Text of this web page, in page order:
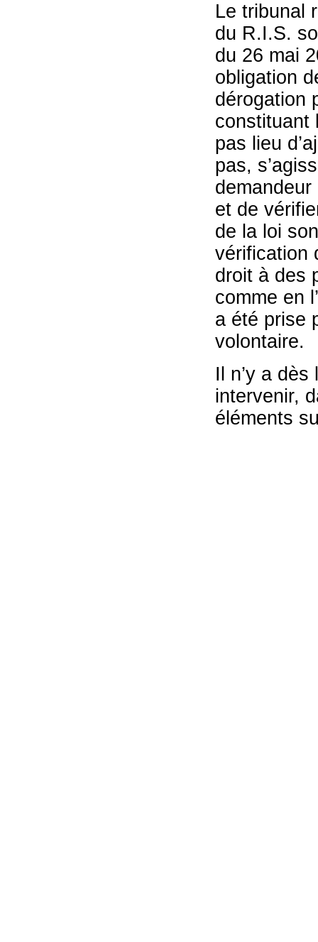
Le tribunal
du R.I.S.
du 26 mai
obligation
dérogation
constituant
pas lieu
pas,
et de
de la loi
vérification
droit à des
comme en
a été prise
volontaire.
Il n’y a
intervenir,
éléments